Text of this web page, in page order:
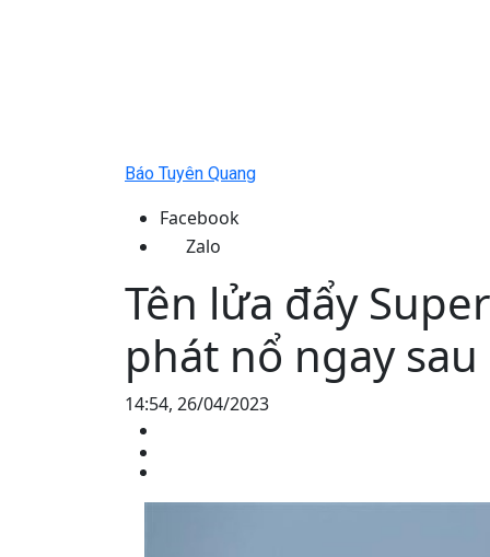
Báo Tuyên Quang
Facebook
Zalo
Tên lửa đẩy
phát nổ ngay
14:54, 26/04/2023